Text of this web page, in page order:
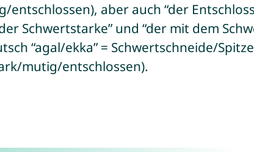
aber auch “der
Schwertstarke” und “der mit dem
“agal/ekka” = Schwertschneide/
mutig/entschlossen).